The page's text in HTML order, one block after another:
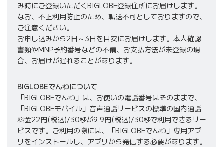
み時にご登録いただくBIGLOBE登録住所にお届けします。
なお、不正利用防止のため、転送不可としておりますので、
ご注意ください。
お申し込みから2日～3日を目安にお届けします。本人確認
書類やMNP予約番号などの不備、お支払方法が未登録の場
合、お届けが遅れることがあります。
BIGLOBEでんわについて
「BIGLOBEでんわ」は、お使いの電話番号はそのままで、
「BIGLOBEモバイル」音声通話サービスの標準の国内通話
料金22円(税込)/30秒が9.9円(税込)/30秒で利用できるサー
ビスです。ご利用の際には、「BIGLOBEでんわ」専用アプ
リをインストールし、アプリから発信する必要があります。